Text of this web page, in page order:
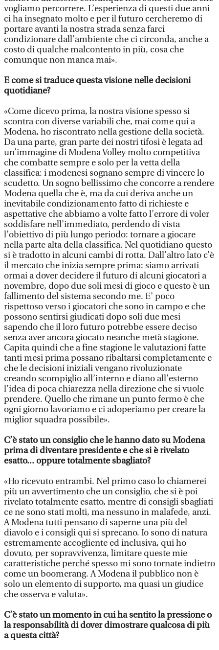
vogliamo percorrere. L’esperienza di questi due anni
ci ha insegnato molto e per il futuro cercheremo di
portare avanti la nostra strada senza farci
condizionare dall’ambiente che ci circonda, anche a
costo di qualche malcontento in più, cosa che
comunque non manca mai».
E come si traduce questa visione nelle decisioni
quotidiane?
«Come dicevo prima, la nostra visione spesso si
scontra con diverse variabili che, mai come qui a
Modena, ho riscontrato nella gestione della società.
Da una parte, gran parte dei nostri tifosi è legata ad
un’immagine di Modena Volley molto competitiva
che combatte sempre e solo per la vetta della
classifica: i modenesi sognano sempre di vincere lo
scudetto. Un sogno bellissimo che concorre a rendere
Modena quella che è, ma da cui deriva anche un
inevitabile condizionamento fatto di richieste e
aspettative che abbiamo a volte fatto l’errore di voler
soddisfare nell’immediato, perdendo di vista
l’obiettivo di più lungo periodo: tornare a giocare
nella parte alta della classifica. Nel quotidiano questo
si è tradotto in alcuni cambi di rotta. Dall’altro lato c’è
il mercato che inizia sempre prima: siamo arrivati
ormai a dover decidere il futuro di alcuni giocatori a
novembre, dopo due soli mesi di gioco e questo è un
fallimento del sistema secondo me. E’ poco
rispettoso verso i giocatori che sono in campo e che
possono sentirsi giudicati dopo soli due mesi
sapendo che il loro futuro potrebbe essere deciso
senza aver ancora giocato neanche metà stagione.
Capita quindi che a fine stagione le valutazioni fatte
tanti mesi prima possano ribaltarsi completamente e
che le decisioni iniziali vengano rivoluzionate
creando scompiglio all’interno e diano all’esterno
l’idea di poca chiarezza nella direzione che si vuole
prendere. Quello che rimane un punto fermo è che
ogni giorno lavoriamo e ci adoperiamo per creare la
miglior squadra possibile».
C’è stato un consiglio che le hanno dato su Modena
prima di diventare presidente e che si è rivelato
esatto... oppure totalmente sbagliato?
«Ho ricevuto entrambi. Nel primo caso lo chiamerei
più un avvertimento che un consiglio, che si è poi
rivelato totalmente esatto, mentre di consigli sbagliati
ce ne sono stati molti, ma nessuno in malafede, anzi.
A Modena tutti pensano di saperne una più del
diavolo e i consigli qui si sprecano. Io sono di natura
estremamente accogliente ed inclusiva, qui ho
dovuto, per sopravvivenza, limitare queste mie
caratteristiche perché spesso mi sono tornate indietro
come un boomerang. A Modena il pubblico non è
solo un elemento di supporto, ma quasi un giudice
che osserva e valuta».
C’è stato un momento in cui ha sentito la pressione o
la responsabilità di dover dimostrare qualcosa di più
a questa città?